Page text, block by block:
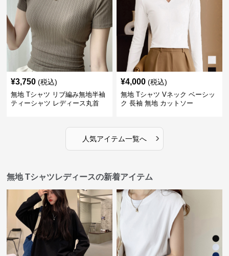
¥3,750 (税込)
無地 Tシャツ リブ編み無地半袖
ティーシャツ レディース丸首
¥4,000 (税込)
無地 Tシャツ Vネック ベーシッ
ク 長袖 無地 カットソー
人気アイテム一覧へ ›
無地 Tシャツレディースの新着アイテム